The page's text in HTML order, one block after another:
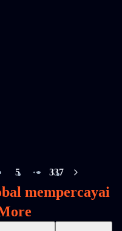
5
More pages
337
mempercayai